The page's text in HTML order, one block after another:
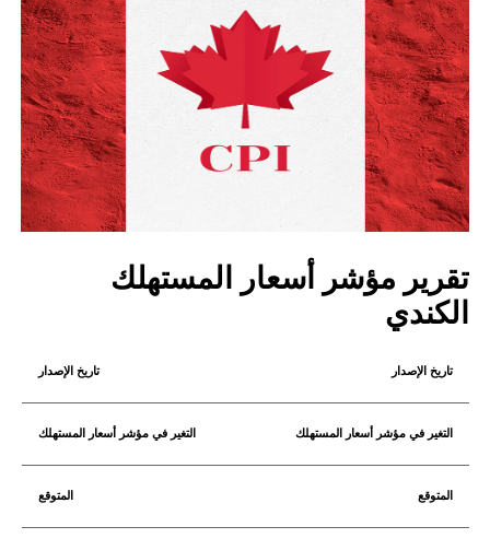
تقرير مؤشر أسعار المستهلك
الكندي
تاريخ الإصدار
التغير في مؤشر أسعار المستهلك
المتوقع